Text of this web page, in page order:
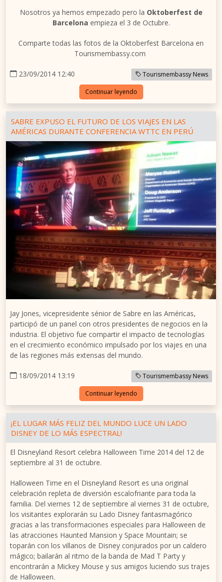
Nosotros ya hemos empezado pero la Oktoberfest de
Barcelona empieza el 3 de Octubre.
Comparte todas las fotos de la Oktoberfest Barcelona en
Tourismembassy.com
23/09/2014 12:40 Tourismembassy News
Continuar leyendo
SABRE EXPUSO EL FUTURO DE LOS VIAJES EN LAS
AMÉRICAS DURANTE CONFERENCIA WTTC EN PERÚ
Jay Jones, vicepresidente sénior de Sabre en las Américas,
participó de un panel con otros presidentes de negocios en la
industria. El objetivo fue compartir el impacto de tecnologías
en el crecimiento económico impulsado por los viajes en una
de las regiones más extensas del mundo.
18/09/2014 13:19 Tourismembassy News
Continuar leyendo
¡EL LUGAR MÁS FELIZ DEL MUNDO LUCE UN LADO
DISNEY DE LO MÁS ESPECTRAL!
El Disneyland Resort celebra Halloween Time 2014 del 12 de
septiembre al 31 de octubre.
Halloween Time en el Disneyland Resort es una original
celebración repleta de diversión escalofriante para toda la
familia. Del viernes 12 de septiembre al viernes 31 de octubre,
los visitantes explorarán su Lado Disney fantasmagórico
gracias a las transformaciones especiales para Halloween de
las atracciones Haunted Mansion y Space Mountain; se
toparán con los villanos de Disney conjurados por un caldero
mágico; bailarán al ritmo de la banda de Mad T Party y
encontrarán a Mickey Mouse y sus amigos luciendo sus trajes
de Halloween.